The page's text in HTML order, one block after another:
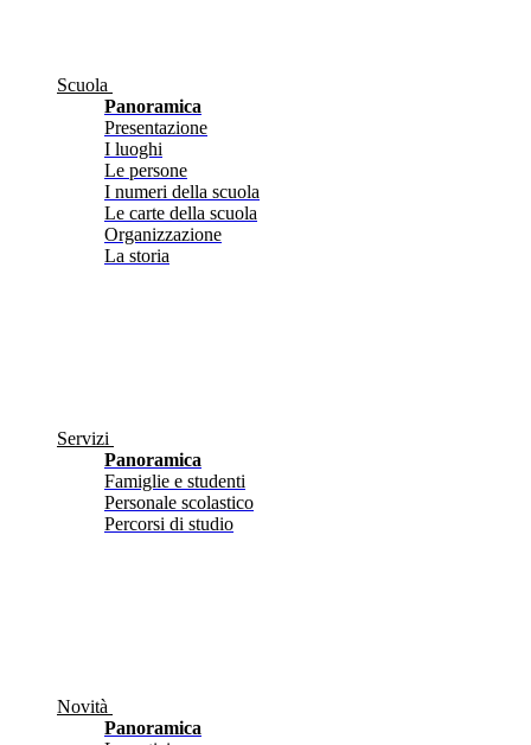
Scuola
Panoramica
Presentazione
I luoghi
Le persone
I numeri della scuola
Le carte della scuola
Organizzazione
La storia
Servizi
Panoramica
Famiglie e studenti
Personale scolastico
Percorsi di studio
Novità
Panoramica